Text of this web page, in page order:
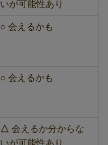
いが可能性あり
○会えるかも
○ 会えるかも
△ 会えるか分からな
いが可能性あり